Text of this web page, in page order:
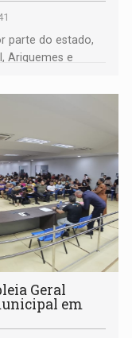
parte do estado,
Ariquemes e
Geral
em